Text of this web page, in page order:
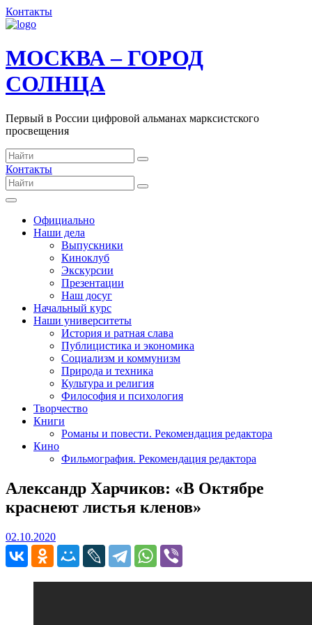
Контакты
МОСКВА – ГОРОД
СОЛНЦА
Первый в России цифровой альманах марксистского
просвещения
Контакты
Официально
Наши дела
Выпускники
Киноклуб
Экскурсии
Презентации
Наш досуг
Начальный курс
Наши университеты
История и ратная слава
Публицистика и экономика
Социализм и коммунизм
Природа и техника
Культура и религия
Философия и психология
Творчество
Книги
Романы и повести. Рекомендация редактора
Кино
Фильмография. Рекомендация редактора
Александр Харчиков: «В Октябре
краснеют листья кленов»
02.10.202002.10.2020